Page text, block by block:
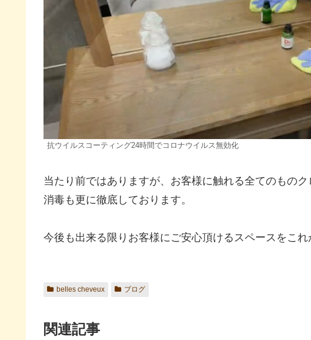
抗ウイルスコーティング24時間でコロナウイルス無効化
当たり前ではありますが、お客様に触れる全てのもの
消毒も更に徹底しております。
今後も出来る限りお客様にご安心頂けるスペースをこれ
belles cheveux ブログ
関連記事